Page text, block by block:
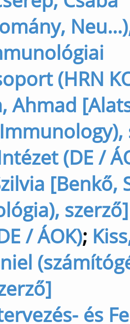
(HRN
Ahmad
(DE /
[Benkő,
/ ÁOK);
és